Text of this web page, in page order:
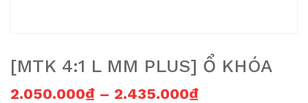
[MTK 4:1 L MM PLUS] Ổ KHÓA
2.050.000₫ – 2.435.000₫Khoảng giá: